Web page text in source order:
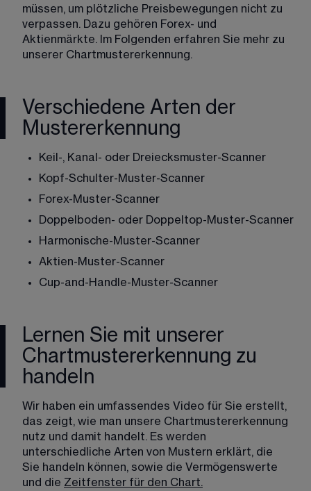
müssen, um plötzliche Preisbewegungen nicht zu
verpassen. Dazu gehören Forex- und
Aktienmärkte. Im Folgenden erfahren Sie mehr zu
unserer Chartmustererkennung.
Verschiedene Arten der
Mustererkennung
Keil-, Kanal- oder Dreiecksmuster-Scanner
Kopf-Schulter-Muster-Scanner
Forex-Muster-Scanner
Doppelboden- oder Doppeltop-Muster-Scanner
Harmonische-Muster-Scanner
Aktien-Muster-Scanner
Cup-and-Handle-Muster-Scanner
Lernen Sie mit unserer
Chartmustererkennung zu
handeln
Wir haben ein umfassendes Video für Sie erstellt,
das zeigt, wie man unsere Chartmustererkennung
nutz und damit handelt. Es werden
unterschiedliche Arten von Mustern erklärt, die
Sie handeln können, sowie die Vermögenswerte
und die Zeitfenster für den Chart.